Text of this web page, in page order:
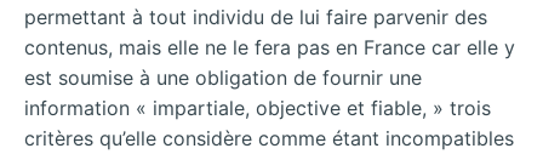
permettant à tout individu de lui faire parvenir des
contenus, mais elle ne le fera pas en France car elle y
est soumise à une obligation de fournir une
information « impartiale, objective et fiable, » trois
critères qu’elle considère comme étant incompatibles